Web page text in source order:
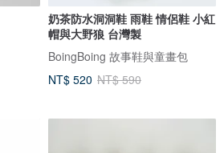
奶茶防水洞洞鞋 雨鞋 情侶鞋 小紅
帽與大野狼 台灣製
BoingBoing 故事鞋與童畫包
NT$ 520 NT$ 590